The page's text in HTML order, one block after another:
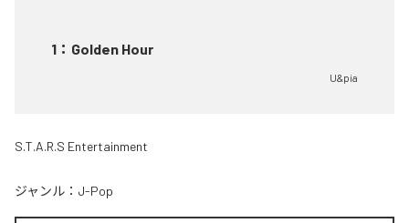
1 ： Golden Hour
U&pia
S.T.A.R.S Entertainment
ジャンル： J-Pop